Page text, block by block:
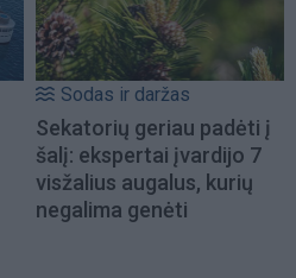
Sodas ir daržas
Sekatorių geriau padėti į
šalį: ekspertai įvardijo 7
visžalius augalus, kurių
negalima genėti